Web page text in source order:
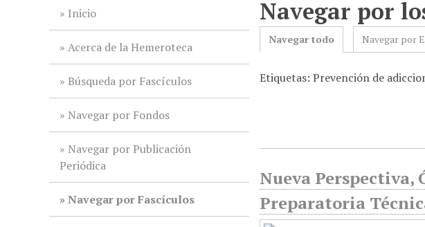
Inicio
Acerca de la Hemeroteca
Búsqueda por Fascículos
Navegar por Fondos
Navegar por Publicación
Periódica
Navegar por Fascículos
Navegar por
Navegar todo Navegar por
Etiquetas: Prevención de
Nueva
Preparatoria